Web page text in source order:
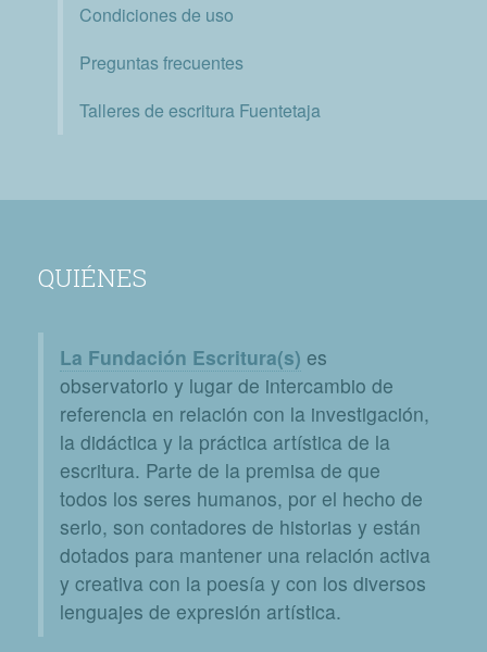
Condiciones de uso
Preguntas frecuentes
Talleres de escritura Fuentetaja
QUIÉNES
La Fundación Escritura(s) es
observatorio y lugar de intercambio de
referencia en relación con la investigación,
la didáctica y la práctica artística de la
escritura. Parte de la premisa de que
todos los seres humanos, por el hecho de
serlo, son contadores de historias y están
dotados para mantener una relación activa
y creativa con la poesía y con los diversos
lenguajes de expresión artística.